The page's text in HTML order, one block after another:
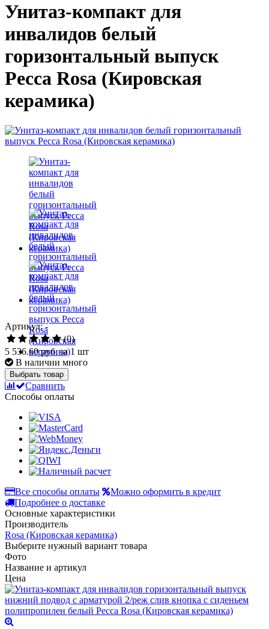
Унитаз-компакт для
инвалидов белый
горизонтальный выпуск
Ресса Rosa (Кировская
керамика)
Артикул: -
(0)
5 536.60 руб.за 1 шт
В наличии много
Выбрать товар
Сравнить
Способы оплаты
Все способы оплаты
Можно оформить в кредит
Подробнее о доставке
Основные характеристики
Производитель
Rosa (Кировская керамика)
Выберите нужный вариант товара
Фото
Название и артикул
Цена